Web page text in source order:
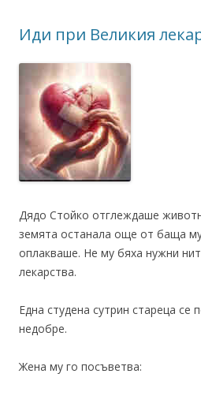
Иди при Великия
Дядо Стойко отглеждаше
земята останала още от баща
оплакваше. Не му бяха нужни
лекарства.
Една студена сутрин стареца се
недобре.
Жена му го посъветва: